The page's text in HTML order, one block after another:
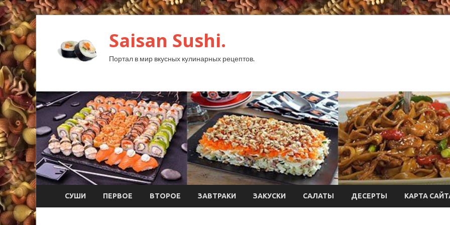
Saisan Sushi.
Портал в мир вкусных кулинарных рецептов.
СУШИ ПЕРВОЕ ВТОРОЕ ЗАВТРАКИ ЗАКУСКИ САЛАТЫ ДЕСЕРТЫ КАРТА